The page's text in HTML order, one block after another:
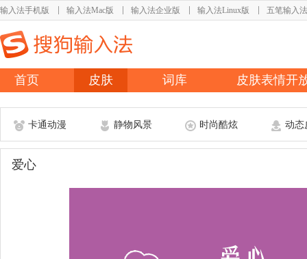
输入法手机版 输入法Mac版 输入法企业版 输入法Linux版 五笔输入法
首页 皮肤 词库 皮肤表情开
卡通动漫 静物风景 时尚酷炫 动态
爱心